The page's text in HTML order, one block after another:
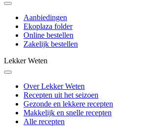
Aanbiedingen
Ekoplaza folder
Online bestellen
Zakelijk bestellen
Lekker Weten
Over Lekker Weten
Recepten uit het seizoen
Gezonde en lekkere recepten
Makkelijk en snelle recepten
Alle recepten